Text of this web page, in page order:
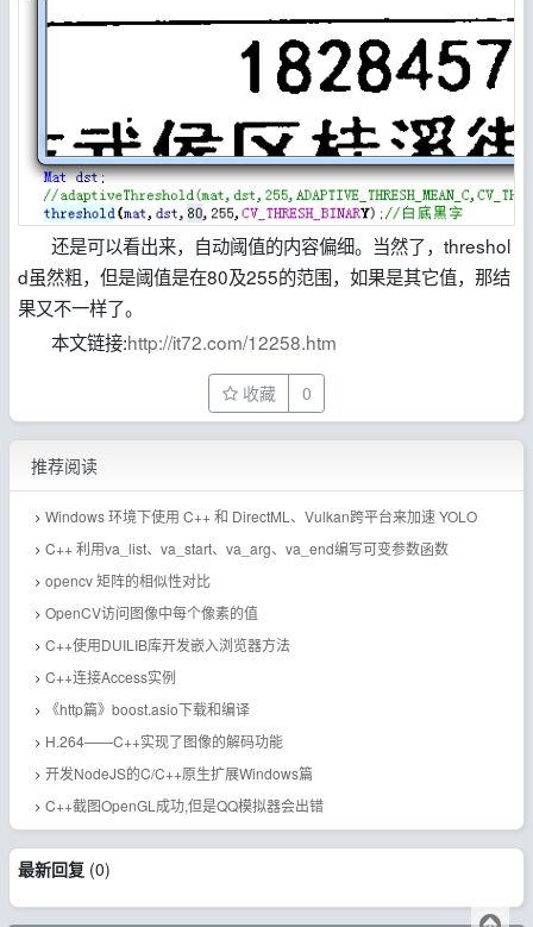
还是可以看出来，自动阈值的内容偏细。当然了， threshol
d虽然粗，但是阈值是在80及255的范围，如果是其它值，那结
果又不一样了。
本文链接:http://it72.com/12258.htm
收藏 0
推荐阅读
Windows 环境下使用 C++ 和 DirectML、Vulkan跨平台来加速 YOLO
C++ 利用va_list、va_start、va_arg、va_end编写可变参数函数
opencv 矩阵的相似性对比
OpenCV访问图像中每个像素的值
C++使用DUILIB库开发嵌入浏览器方法
C++连接Access实例
《http篇》boost.asio下载和编译
H.264——C++实现了图像的解码功能
开发NodeJS的C/C++原生扩展Windows篇
C++截图OpenGL成功,但是QQ模拟器会出错
最新回复 (0)